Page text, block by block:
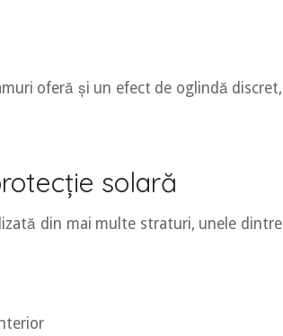
oferă și un efect de oglindă discret,
solară
din mai multe straturi, unele dintre